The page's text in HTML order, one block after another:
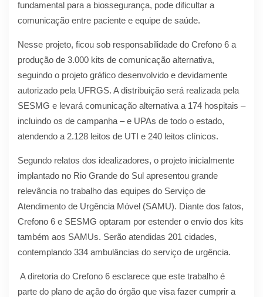
fundamental para a biossegurança, pode dificultar a
comunicação entre paciente e equipe de saúde.
Nesse projeto, ficou sob responsabilidade do Crefono 6 a
produção de 3.000 kits de comunicação alternativa,
seguindo o projeto gráfico desenvolvido e devidamente
autorizado pela UFRGS. A distribuição será realizada pela
SESMG e levará comunicação alternativa a 174 hospitais –
incluindo os de campanha – e UPAs de todo o estado,
atendendo a 2.128 leitos de UTI e 240 leitos clínicos.
Segundo relatos dos idealizadores, o projeto inicialmente
implantado no Rio Grande do Sul apresentou grande
relevância no trabalho das equipes do Serviço de
Atendimento de Urgência Móvel (SAMU). Diante dos fatos,
Crefono 6 e SESMG optaram por estender o envio dos kits
também aos SAMUs. Serão atendidas 201 cidades,
contemplando 334 ambulâncias do serviço de urgência.
A diretoria do Crefono 6 esclarece que este trabalho é
parte do plano de ação do órgão que visa fazer cumprir a